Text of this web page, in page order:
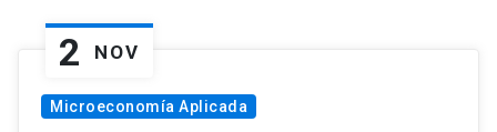
2 NOV
Microeconomía Aplicada